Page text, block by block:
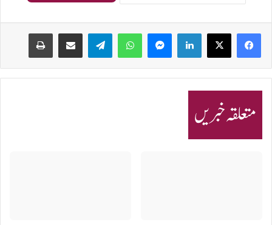
LinkedIn
WhatsApp
Telegram
متعلقہ خبریں